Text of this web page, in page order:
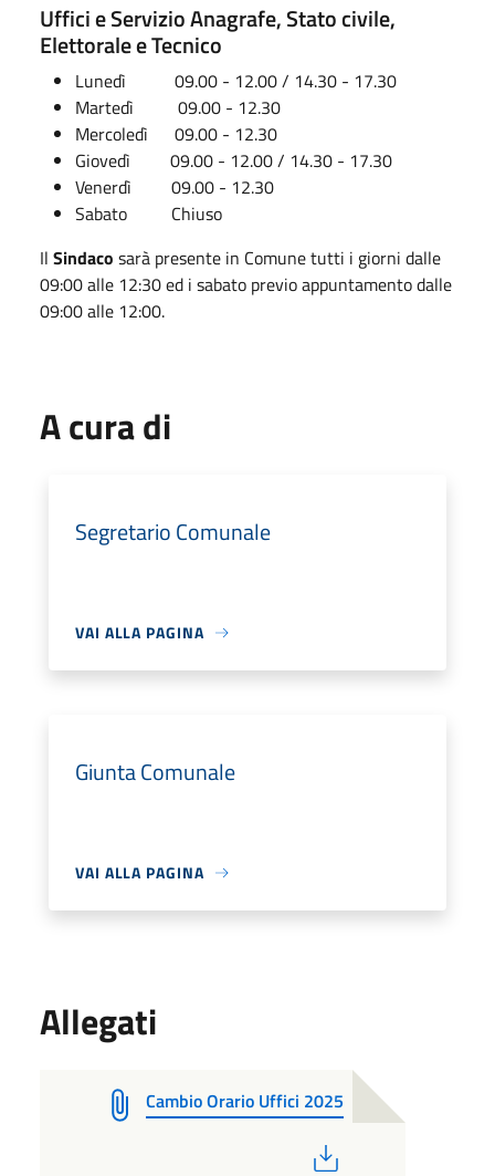
Uffici e Servizio Anagrafe, Stato civile,
Elettorale e Tecnico
Lunedì 09.00 - 12.00 / 14.30 - 17.30
Martedì 09.00 - 12.30
Mercoledì 09.00 - 12.30
Giovedì 09.00 - 12.00 / 14.30 - 17.30
Venerdì 09.00 - 12.30
Sabato Chiuso
Il Sindaco sarà presente in Comune tutti i giorni dalle
09:00 alle 12:30 ed i sabato previo appuntamento dalle
09:00 alle 12:00.
A cura di
Segretario Comunale
VAI ALLA PAGINA
Giunta Comunale
VAI ALLA PAGINA
Allegati
Cambio Orario Uffici 2025